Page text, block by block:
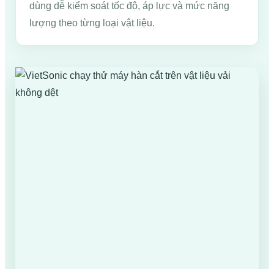
dùng dễ kiểm soát tốc độ, áp lực và mức năng
lượng theo từng loại vật liệu.